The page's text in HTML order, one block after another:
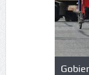
de